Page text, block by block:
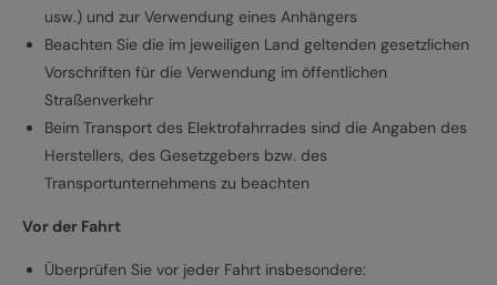
usw.) und zur Verwendung eines Anhängers
Beachten Sie die im jeweiligen Land geltenden gesetzlichen
Vorschriften für die Verwendung im öffentlichen
Straßenverkehr
Beim Transport des Elektrofahrrades sind die Angaben des
Herstellers, des Gesetzgebers bzw. des
Transportunternehmens zu beachten
Vor der Fahrt
Überprüfen Sie vor jeder Fahrt insbesondere: